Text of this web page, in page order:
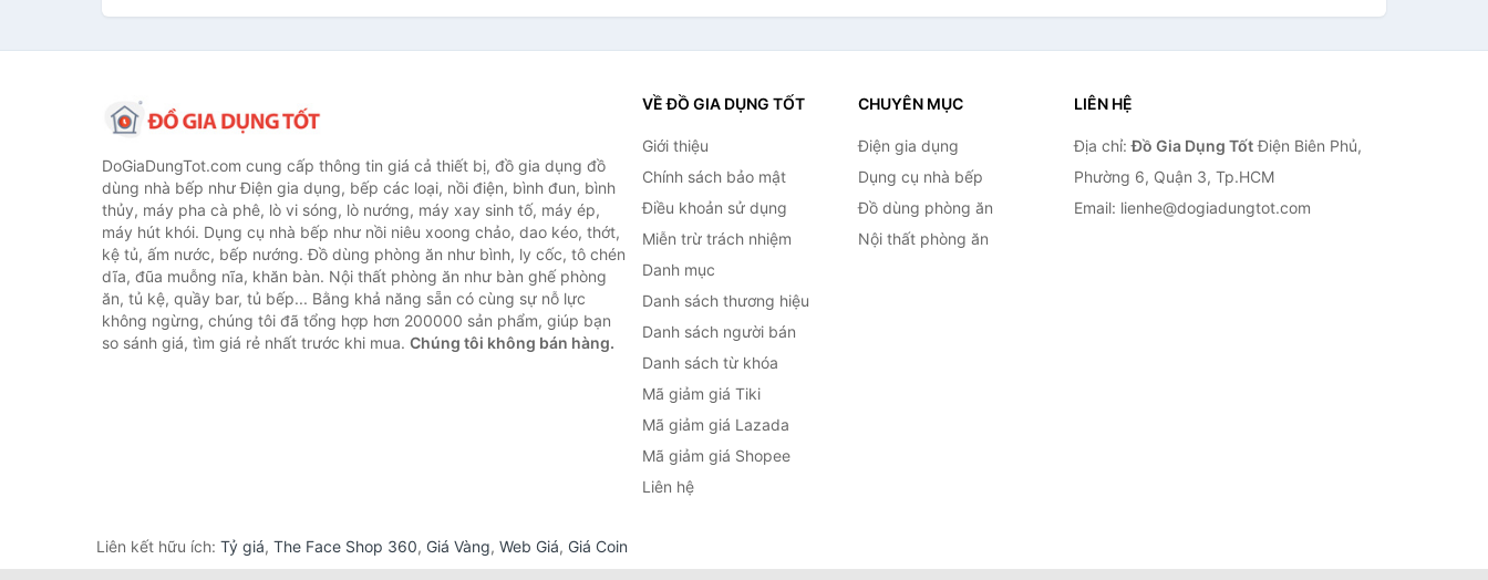
DoGiaDungTot.com cung cấp thông tin giá cả thiết bị, đồ gia dụng đồ
dùng nhà bếp như Điện gia dụng, bếp các loại, nồi điện, bình đun, bình
thủy, máy pha cà phê, lò vi sóng, lò nướng, máy xay sinh tố, máy ép,
máy hút khói. Dụng cụ nhà bếp như nồi niêu xoong chảo, dao kéo, thớt,
kệ tủ, ấm nước, bếp nướng. Đồ dùng phòng ăn như bình, ly cốc, tô chén
dĩa, đũa muỗng nĩa, khăn bàn. Nội thất phòng ăn như bàn ghế phòng
ăn, tủ kệ, quầy bar, tủ bếp... Bằng khả năng sẵn có cùng sự nỗ lực
không ngừng, chúng tôi đã tổng hợp hơn 200000 sản phẩm, giúp bạn
so sánh giá, tìm giá rẻ nhất trước khi mua. Chúng tôi không bán hàng.
VỀ ĐỒ GIA DỤNG TỐT
Giới thiệu
Chính sách bảo mật
Điều khoản sử dụng
Miễn trừ trách nhiệm
Danh mục
Danh sách thương hiệu
Danh sách người bán
Danh sách từ khóa
Mã giảm giá Tiki
Mã giảm giá Lazada
Mã giảm giá Shopee
Liên hệ
CHUYÊN MỤC
Điện gia dụng
Dụng cụ nhà bếp
Đồ dùng phòng ăn
Nội thất phòng ăn
LIÊN HỆ
Địa chỉ:Đồ Gia Dụng TốtĐiện Biên Phủ,
Phường 6, Quận 3, Tp.HCM
Email: lienhe@dogiadungtot.com
Liên kết hữu ích: Tỷ giá, The Face Shop 360, Giá Vàng, Web Giá, Giá Coin